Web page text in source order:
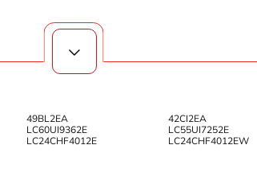
49BL2EA 42CI2EA
LC60UI9362E LC55UI7252E
LC24CHF4012E LC24CHF4012EW